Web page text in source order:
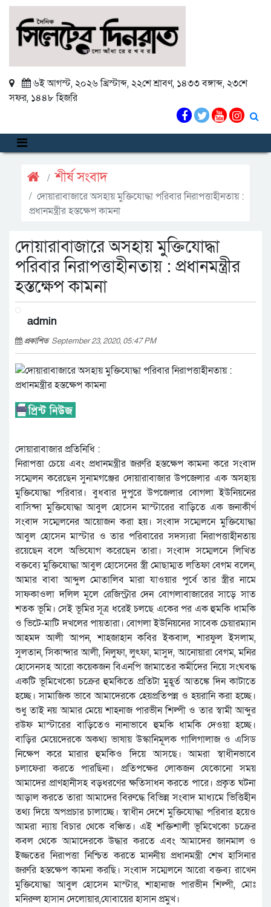
৬ই আগস্ট, ২০২৬ খ্রিস্টাব্দ, ২২শে শ্রাবণ, ১৪৩৩ বঙ্গাব্দ, ২৩শে
সফর, ১৪৪৮ হিজরি
শীর্ষ সংবাদ
দোয়ারাবাজারে অসহায় মুক্তিযোদ্ধা পরিবার নিরাপত্তাহীনতায় :
প্রধানমন্ত্রীর হস্তক্ষেপ কামনা
দোয়ারাবাজারে অসহায় মুক্তিযোদ্ধা
পরিবার নিরাপত্তাহীনতায় : প্রধানমন্ত্রীর
হস্তক্ষেপ কামনা
admin
প্রকাশিত September 23, 2020, 05:47 PM
দোয়ারাবাজার প্রতিনিধি :
নিরাপত্তা চেয়ে এবং প্রধানমন্ত্রীর জরুরি হস্তক্ষেপ কামনা করে সংবাদ
সম্মেলন করেছেন সুনামগঞ্জের দোয়ারাবাজার উপজেলার এক অসহায়
মুক্তিযোদ্ধা পরিবার। বুধবার দুপুরে উপজেলার বোগলা ইউনিয়নের
বাসিন্দা মুক্তিযোদ্ধা আবুল হোসেন মাস্টারের বাড়িতে এক জনাকীর্ণ
সংবাদ সম্মেলনের আয়োজন করা হয়। সংবাদ সম্মেলনে মুক্তিযোদ্ধা
আবুল হোসেন মাস্টার ও তার পরিবারের সদস্যরা নিরাপত্তাহীনতায়
রয়েছেন বলে অভিযোগ করেছেন তারা। সংবাদ সম্মেলনে লিখিত
বক্তব্যে মুক্তিযোদ্ধা আবুল হোসেনের স্ত্রী মোছাম্মত লতিফা বেগম বলেন,
আমার বাবা আব্দুল মোতালিব মারা যাওয়ার পুর্বে তার স্ত্রীর নামে
সাফকাওলা দলিল মূলে রেজিস্ট্রার দেন বোগলাবাজারের সাড়ে সাত
শতক ভূমি। সেই ভূমির সূত্র ধরেই চলছে একের পর এক হুমকি ধামকি
ও ভিটে-মাটি দখলের পায়তারা। বোগলা ইউনিয়নের সাবেক চেয়ারম্যান
আহমদ আলী আপন, শাহজাহান কবির ইকবাল, শারফুল ইসলাম,
সুলতান, সিকান্দার আলী, নিলুফা, লুৎফা, মাসুদ, আনোয়ারা বেগম, মনির
হোসেনসহ আরো কয়েকজন বিএনপি জামাতের কর্মীদের নিয়ে সংঘবদ্ধ
একটি ভূমিখেকো চক্রের হুমকিতে প্রতিটা মুহূর্ত আতঙ্কে দিন কাটাতে
হচ্ছে। সামাজিক ভাবে আমাদেরকে হেয়প্রতিপন্ন ও হয়রানি করা হচ্ছে।
শুধু তাই নয় আমার মেয়ে শাহনাজ পারভীন শিল্পী ও তার স্বামী আব্দুর
রউফ মাস্টারের বাড়িতেও নানাভাবে হুমকি ধামকি দেওয়া হচ্ছে।
বাড়ির মেয়েদেরকে অকথ্য ভাষায় উস্কানিমূলক গালিগালাজ ও এসিড
নিক্ষেপ করে মারার হুমকিও দিয়ে আসছে। আমরা স্বাধীনভাবে
চলাফেরা করতে পারছিনা। প্রতিপক্ষের লোকজন যেকোনো সময়
আমাদের প্রাণহানীসহ বড়ধরণের ক্ষতিসাধন করতে পারে। প্রকৃত ঘটনা
আড়াল করতে তারা আমাদের বিরুদ্ধে বিভিন্ন সংবাদ মাধ্যমে ভিত্তিহীন
তথ্য দিয়ে অপপ্রচার চালাচ্ছে। স্বাধীন দেশে মুক্তিযোদ্ধা পরিবার হয়েও
আমরা ন্যায় বিচার থেকে বঞ্চিত। এই শক্তিশালী ভূমিখেকো চক্রের
কবল থেকে আমাদেরকে উদ্ধার করতে এবং আমাদের জানমাল ও
ইজ্জতের নিরাপত্তা নিশ্চিত করতে মাননীয় প্রধানমন্ত্রী শেখ হাসিনার
জরুরি হস্তক্ষেপ কামনা করছি। সংবাদ সম্মেলনে আরো বক্তব্য রাখেন
মুক্তিযোদ্ধা আবুল হোসেন মাস্টার, শাহানাজ পারভীন শিল্পী, মোঃ
মনিরুল হাসান দেলোয়ার,যোবায়ের হাসান প্রমুখ।